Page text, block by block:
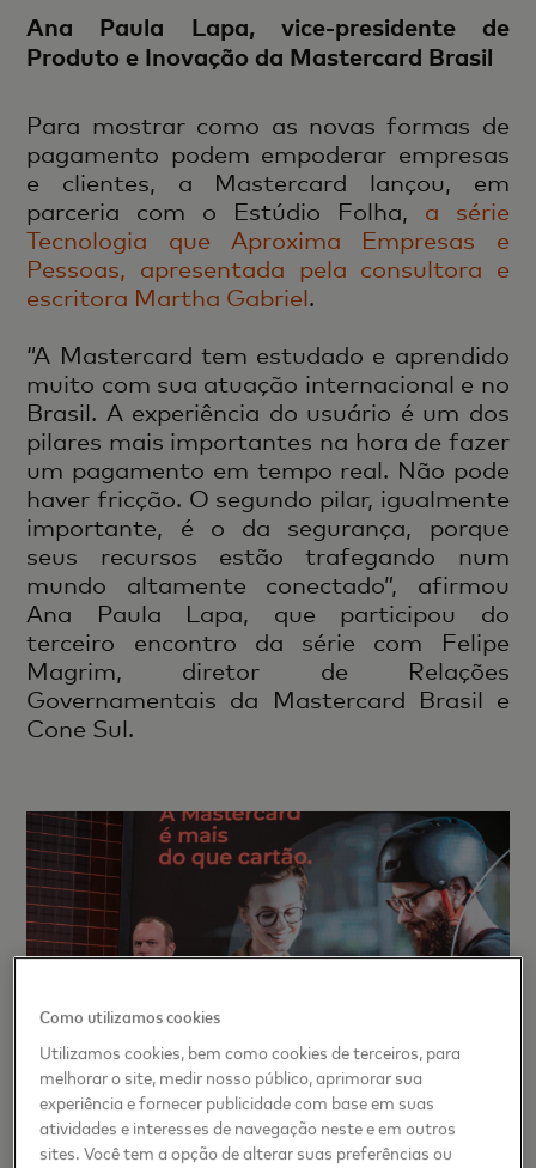
Ana Paula Lapa, vice-presidente de
Produto e Inovação da Mastercard Brasil
Para mostrar como as novas formas de
pagamento podem empoderar empresas
e clientes, a Mastercard lançou, em
parceria com o Estúdio Folha, a série
Tecnologia que Aproxima Empresas e
Pessoas, apresentada pela consultora e
escritora Martha Gabriel.
“A Mastercard tem estudado e aprendido
muito com sua atuação internacional e no
Brasil. A experiência do usuário é um dos
pilares mais importantes na hora de fazer
um pagamento em tempo real. Não pode
haver fricção. O segundo pilar, igualmente
importante, é o da segurança, porque
seus recursos estão trafegando num
mundo altamente conectado”, afirmou
Ana Paula Lapa, que participou do
terceiro encontro da série com Felipe
Magrim, diretor de Relações
Governamentais da Mastercard Brasil e
Cone Sul.​
Como utilizamos cookies
Utilizamos cookies, bem como cookies de terceiros, para
melhorar o site, medir nosso público, aprimorar sua
experiência e fornecer publicidade com base em suas
atividades e interesses de navegação neste e em outros
sites. Você tem a opção de alterar suas preferências ou